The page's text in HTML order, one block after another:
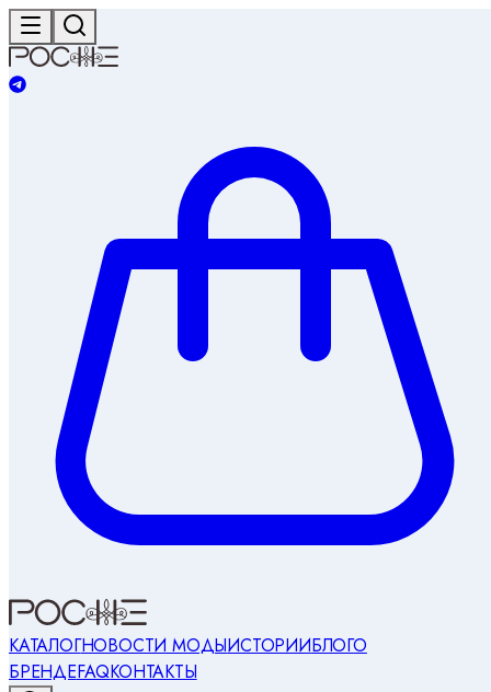
КАТАЛОГНОВОСТИ МОДЫИСТОРИИБЛОГО
БРЕНДЕFAQКОНТАКТЫ